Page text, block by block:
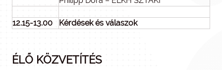
12.15-13.00 Kérdések és válaszok
ÉLŐ KÖZVETÍTÉS